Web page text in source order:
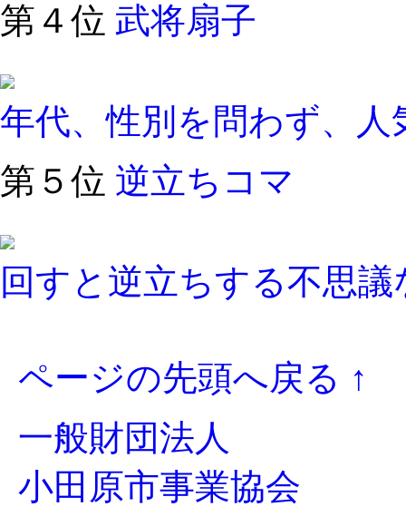
第４位 武将扇子
年代、性別を問わず、人
第５位 逆立ちコマ
回すと逆立ちする不思議
ページの先頭へ戻る ↑
一般財団法人
小田原市事業協会